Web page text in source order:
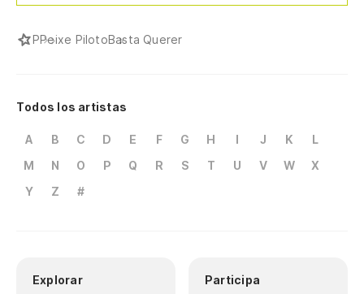
PPeixe PilotoBasta Querer
Todos los artistas
A B C D E F G H I J K
L
M
N O P Q R S T U V W
X
Y
Z #
Explorar Participa